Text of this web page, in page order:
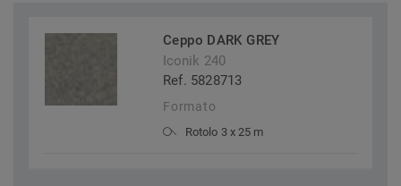
Ceppo DARK GREY
Iconik 240
Ref. 5828713
Formato
Rotolo 3 x 25 m